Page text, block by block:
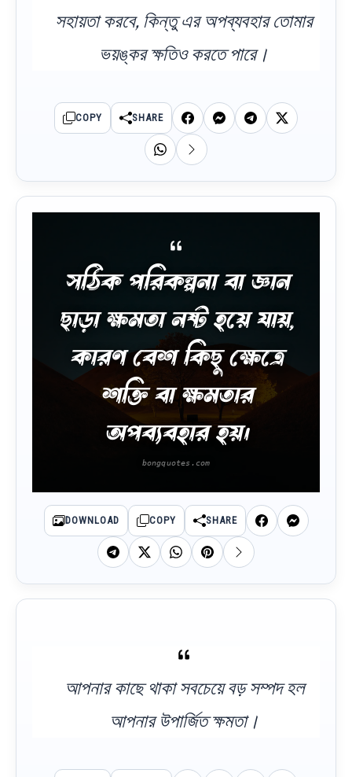
সহায়তা করবে, কিন্তু এর অপব্যবহার তোমার
ভয়ঙ্কর ক্ষতিও করতে পারে।
COPY SHARE
সঠিক পরিকল্পনা বা জ্ঞান
ছাড়া ক্ষমতা নষ্ট হয়ে যায়,
কারণ বেশ কিছু ক্ষেত্রে
শক্তি বা ক্ষমতার
অপব্যবহার হয়।
DOWNLOAD COPY SHARE
আপনার কাছে থাকা সবচেয়ে বড় সম্পদ হল
আপনার উপার্জিত ক্ষমতা।